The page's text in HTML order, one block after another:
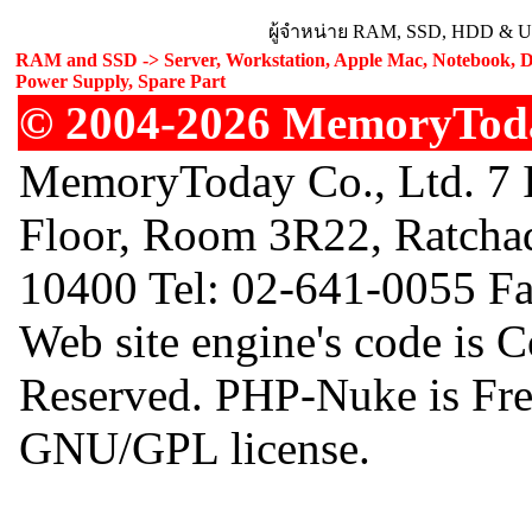
ผู้จำหน่าย RAM, SSD, HDD &
RAM and SSD -> Server, Workstation, Apple Mac, Notebook,
Power Supply, Spare Part
© 2004-2026
MemoryToday Co., Ltd.
Floor, Room 3R22,
10400 Tel: 02-641-0055
Web site engine's code is
Reserved. PHP-Nuke is
GNU/GPL license.